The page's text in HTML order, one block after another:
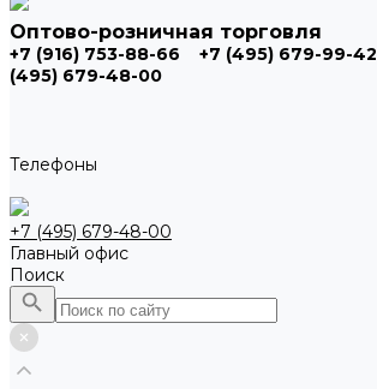
Оптово-розничная торговля
+7 (916) 753-88-66 +7 (495) 679-99-42
(495) 679-48-00
Телефоны
+7 (495) 679-48-00
Главный офис
Поиск